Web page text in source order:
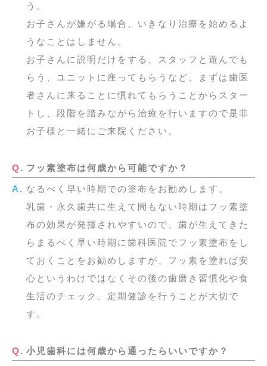
う。
お子さんが嫌がる場合、いきなり治療を始めるよ
うなことはしません。
お子さんに説明だけをする、スタッフと遊んでも
らう、ユニットに座ってもらうなど、まずは歯医
者さんに来ることに慣れてもらうことからスター
トし、段階を踏みながら治療を行いますので是非
お子様と一緒にご来院ください。
フッ素塗布は何歳から可能ですか？
なるべく早い時期での塗布をお勧めします。
乳歯・永久歯共に生えて間もない時期はフッ素塗
布の効果が発揮されやすいので、歯が生えてきた
らまるべく早い時期に歯科医院でフッ素塗布をし
ておくことをお勧めしますが、フッ素を塗れば安
心というわけではなくその後の歯磨き習慣化や食
生活のチェック、定期健診を行うことが大切で
す。
小児歯科には何歳から通ったらいいですか？